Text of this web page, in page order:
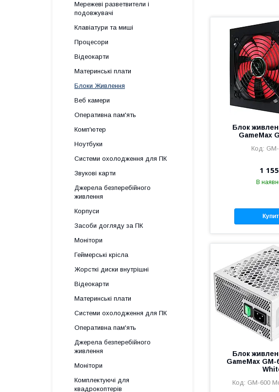
Блок
GameMax
1
В
Блок
GameMax
GM-600
Мережеві разветвители і
подовжувачі
Клавіатури та миші
Процесори
Відеокарти
Материнські плати
Блоки Живлення
Веб камери
Оперативна пам'ять
Комп'ютер
Ноутбуки
Системи охолодження для ПК
Звукові карти
Джерела безперебійного
живлення
Корпуси
Засоби догляду за ПК
Монітори
Геймерські крісла
Жорсткі диски внутрішні
Відеокарти
Материнські плати
Системи охолодження для ПК
Оперативна пам'ять
Джерела безперебійного
живлення
Монітори
Комплектуючі для
квадрокоптерів